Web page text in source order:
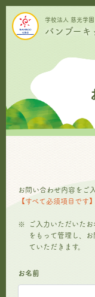
学校法人 慈光学
バンブー
お問い合わせ内容をご
【すべて必須項目です】
ご入力いただいた
をもって管理し、
ていただきます。
お名前